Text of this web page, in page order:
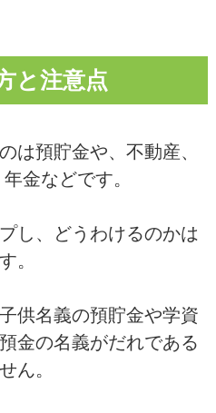
と注意点
は預貯金や、不動産、
金などです。
し、どうわけるのかは
。
供名義の預貯金や学資
金の名義がだれである
ん。